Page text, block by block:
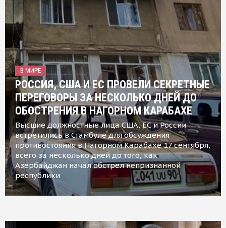
В МИРЕ
РОССИЯ, США И ЕС ПРОВЕЛИ СЕКРЕТНЫЕ
ПЕРЕГОВОРЫ ЗА НЕСКОЛЬКО ДНЕЙ ДО
ОБОСТРЕНИЯ В НАГОРНОМ КАРАБАХЕ
Высшие должностные лица США, ЕС и России
встретились в Стамбуле для обсуждения
противостояния в Нагорном Карабахе 17 сентября,
всего за несколько дней до того, как
Азербайджан начал обстрел непризнанной
республики